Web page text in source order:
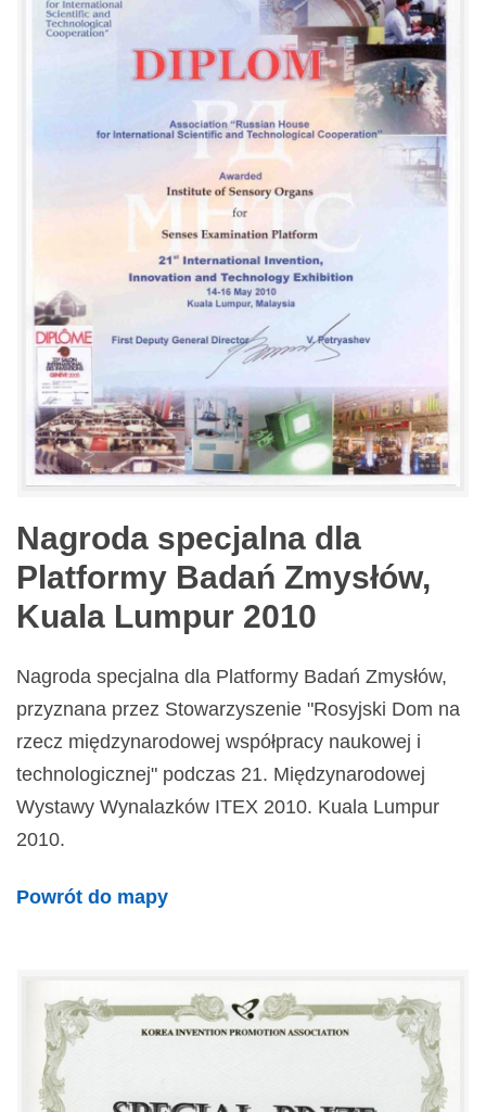
Nagroda specjalna dla
Platformy Badań Zmysłów,
Kuala Lumpur 2010
Nagroda specjalna dla Platformy Badań Zmysłów,
przyznana przez Stowarzyszenie "Rosyjski Dom na
rzecz międzynarodowej współpracy naukowej i
technologicznej" podczas 21. Międzynarodowej
Wystawy Wynalazków ITEX 2010. Kuala Lumpur
2010.
Powrót do mapy